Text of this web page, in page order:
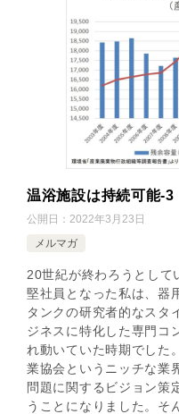
温浴施設は持続可能-3
公開日： 2022年3月23日
メルマガ
20世紀が終わろうとして
堅社員となった私は、器
タンクの研究者的なスタ
ジネスに特化した専門コ
れ動いていた時期でした
業協会というニッチな業
問題に関するビジョン策
うことになりました。そ